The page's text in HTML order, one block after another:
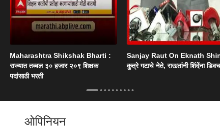
Maharashtra Shikshak Bharti :
राज्यात तब्बल ३० हजार २०९ शिक्षक
पदांसाठी भरती
Sanjay Raut On Eknath
कुत्रे गटाचे नेते, राऊतांनी शिंदेंना
ओपिनियन